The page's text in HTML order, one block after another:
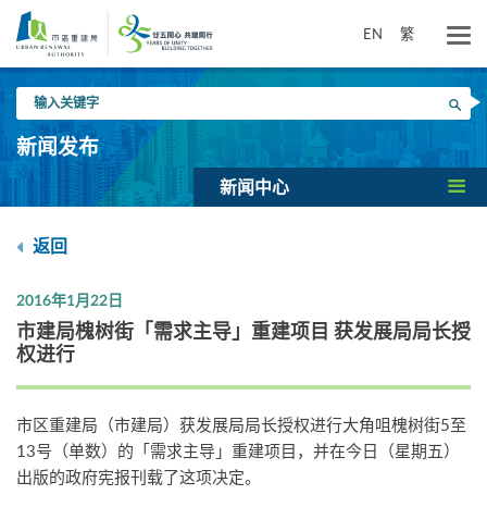
要
EN 繁
入
关
键
搜寻
新闻发布
新闻中心
返回
2016年1月22日
市建局槐树街「需求主导」重建项目 获发展局局长授
权进行
市区重建局（市建局）获发展局局长授权进行大角咀槐树街5至
13号（单数）的「需求主导」重建项目，并在今日（星期五）
出版的政府宪报刊载了这项决定。